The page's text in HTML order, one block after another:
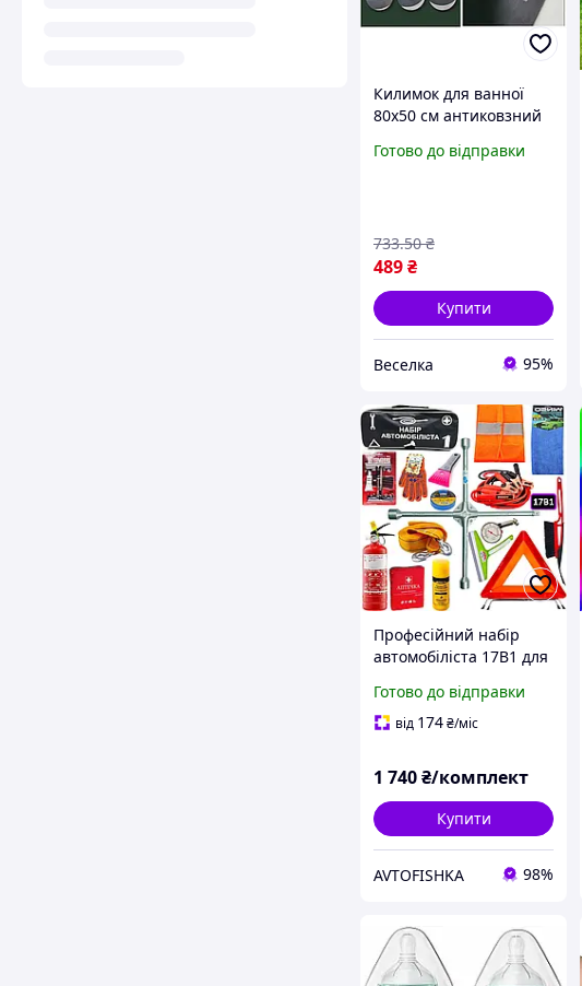
Килимок для ванної
80х50 см антиковзний
3D мармуровий для
Готово до відправки
489₴
733.50 ₴
Купити
Веселка 95%
Професійний набір
автомобіліста 17В1 для
екстрених ситуацій на
дорозі
Готово до відправки
від 174₴/міс
1 740₴/комплект
Купити
AVTOFISHKA 98%